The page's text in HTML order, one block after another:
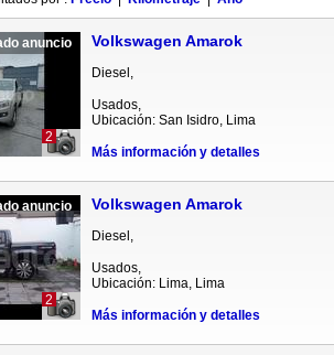
anuncio
2
Volkswagen Amarok
Diesel,
Usados,
Ubicación: San Isidro, Lima
Más información y detalles
anuncio
2
Volkswagen Amarok
Diesel,
Usados,
Ubicación: Lima, Lima
Más información y detalles